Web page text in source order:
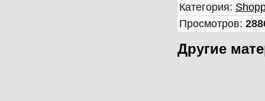
Категория:
Просмотров:
Другие